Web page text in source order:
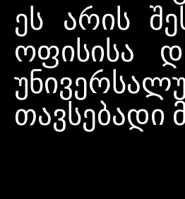
ეს არის
ოფისისა
თავსებადი